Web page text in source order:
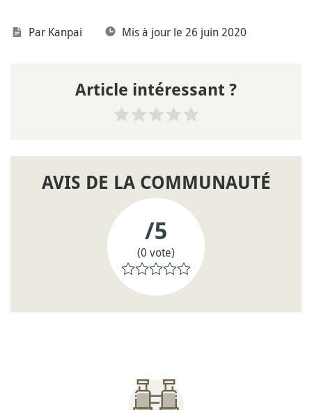
Par Kanpai Mis à jour le 26 juin 2020
Article intéressant ?
AVIS DE LA COMMUNAUTÉ
/5
(0 vote)